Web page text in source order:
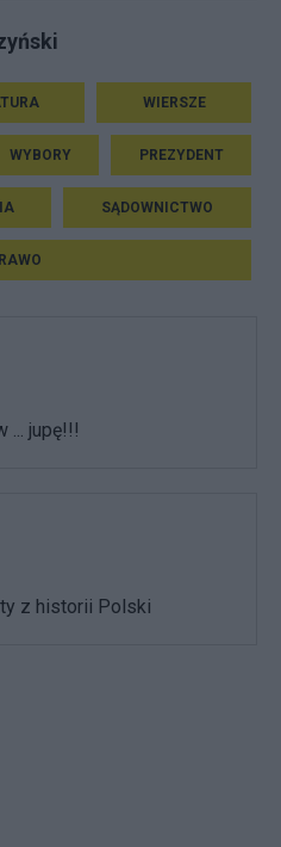
WIERSZE
WYBORY PREZYDENT
SĄDOWNICTWO
... jupę!!!
z historii Polski